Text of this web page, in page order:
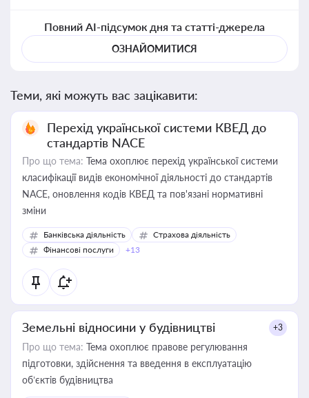
Повний AI-підсумок дня та статті-джерела
ОЗНАЙОМИТИСЯ
Теми, які можуть вас зацікавити:
Перехід української системи КВЕД до
стандартів NACE
Про що тема: Тема охоплює перехід української системи
класифікації видів економічної діяльності до стандартів
NACE, оновлення кодів КВЕД та пов'язані нормативні
зміни
Банківська діяльність
Страхова діяльність
Фінансові послуги
+13
Земельні відносини у будівництві +3
Про що тема: Тема охоплює правове регулювання
підготовки, здійснення та введення в експлуатацію
об’єктів будівництва